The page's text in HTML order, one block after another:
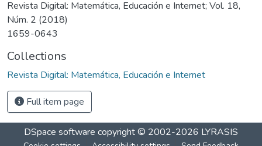
Revista Digital: Matemática, Educación e Internet; Vol. 18,
Núm. 2 (2018)
1659-0643
Collections
Revista Digital: Matemática, Educación e Internet
Full item page
DSpace software copyright © 2002-2026 LYRASIS